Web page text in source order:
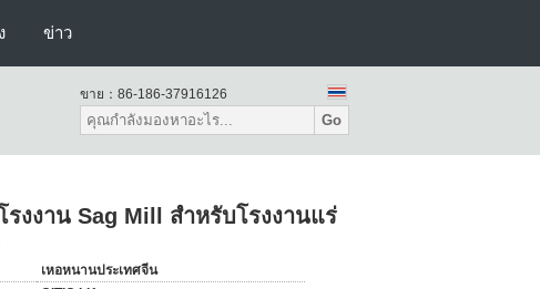
ข่าว
ขาย： 86-186-37916126
Go
งงาน Sag Mill สำหรับโรงงานแร่
เหอหนานประเทศจีน